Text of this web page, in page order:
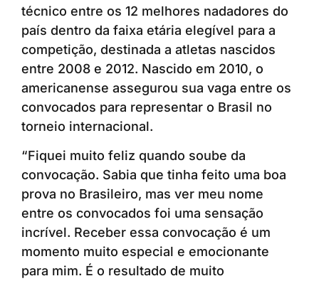
técnico entre os 12 melhores nadadores do
país dentro da faixa etária elegível para a
competição, destinada a atletas nascidos
entre 2008 e 2012. Nascido em 2010, o
americanense assegurou sua vaga entre os
convocados para representar o Brasil no
torneio internacional.
“Fiquei muito feliz quando soube da
convocação. Sabia que tinha feito uma boa
prova no Brasileiro, mas ver meu nome
entre os convocados foi uma sensação
incrível. Receber essa convocação é um
momento muito especial e emocionante
para mim. É o resultado de muito